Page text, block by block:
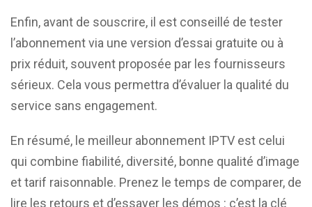
Enfin, avant de souscrire, il est conseillé de tester
l’abonnement via une version d’essai gratuite ou à
prix réduit, souvent proposée par les fournisseurs
sérieux. Cela vous permettra d’évaluer la qualité du
service sans engagement.
En résumé, le meilleur abonnement IPTV est celui
qui combine fiabilité, diversité, bonne qualité d’image
et tarif raisonnable. Prenez le temps de comparer, de
lire les retours et d’essayer les démos : c’est la clé